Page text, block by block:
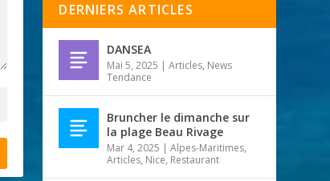
DERNIERS ARTICLES
DANSEA
Mai 5, 2025 |Articles, News
Tendance
Bruncher le dimanche sur
la plage Beau Rivage
Mar 4, 2025 |Alpes-Maritimes,
Articles, Nice, Restaurant